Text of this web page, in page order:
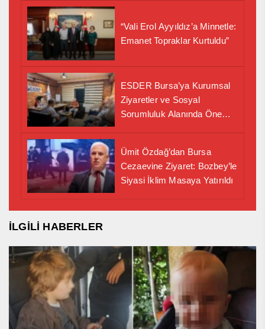
“Vali Erol Ayyıldız’a Minnetle:
Emanet Topraklar Kurtuldu”
ESDER Bursa’ya Kurumsal
Ziyaretler ve Sosyal
Sorumluluk Alanında Önemli
Ümit Özdağ’dan Bursa
Cezaevine Ziyaret: Bozbey’le
Siyasi İklim Masaya Yatırıldı
İLGİLİ HABERLER